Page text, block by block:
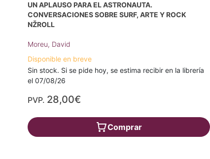
UN APLAUSO PARA EL ASTRONAUTA.
CONVERSACIONES SOBRE SURF, ARTE Y ROCK
NŽROLL
Moreu, David
Disponible en breve
Sin stock. Si se pide hoy, se estima recibir en la librería
el 07/08/26
PVP. 28,00€
Comprar